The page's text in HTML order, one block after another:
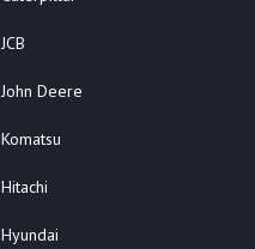
JCB
John Deere
Komatsu
Hitachi
Hyundai